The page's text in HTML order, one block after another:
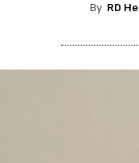
By RD